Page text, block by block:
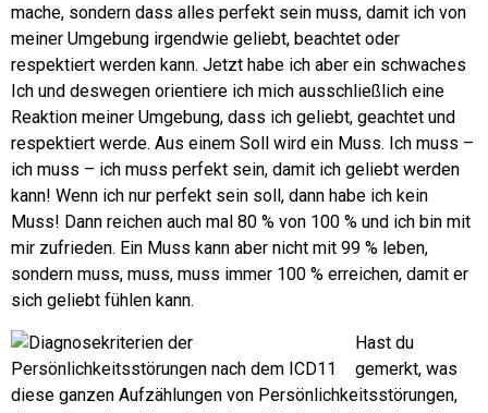
mache, sondern dass alles perfekt sein muss, damit ich von
meiner Umgebung irgendwie geliebt, beachtet oder
respektiert werden kann. Jetzt habe ich aber ein schwaches
Ich und deswegen orientiere ich mich ausschließlich eine
Reaktion meiner Umgebung, dass ich geliebt, geachtet und
respektiert werde. Aus einem Soll wird ein Muss. Ich muss –
ich muss – ich muss perfekt sein, damit ich geliebt werden
kann! Wenn ich nur perfekt sein soll, dann habe ich kein
Muss! Dann reichen auch mal 80 % von 100 % und ich bin mit
mir zufrieden. Ein Muss kann aber nicht mit 99 % leben,
sondern muss, muss, muss immer 100 % erreichen, damit er
sich geliebt fühlen kann.
Hast du
gemerkt, was
diese ganzen Aufzählungen von Persönlichkeitsstörungen,